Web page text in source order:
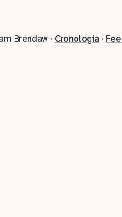
Brendaw · Cronologia·